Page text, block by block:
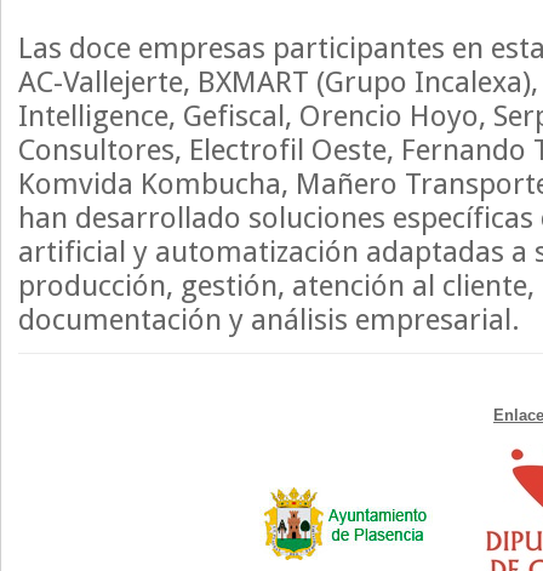
Las doce empresas participantes en
AC-Vallejerte, BXMART (Grupo
Intelligence, Gefiscal, Orencio Hoyo,
Consultores, Electrofil Oeste, Fernando
Komvida Kombucha, Mañero
han desarrollado soluciones
artificial y automatización adaptadas a
producción, gestión, atención al
documentación y análisis empresarial.